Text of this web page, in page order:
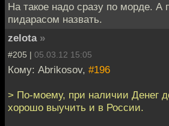
На такое надо сразу по морде. А
пидарасом назвать.
zelota »
#205 | 05.03.12 15:05
Кому: Abrikosov, #196
> По-моему, при наличии Денег
хорошо выучить и в России.